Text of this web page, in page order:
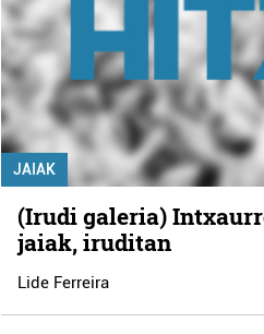
JAIAK
(Irudi galeria)
jaiak, iruditan
Lide Ferreira